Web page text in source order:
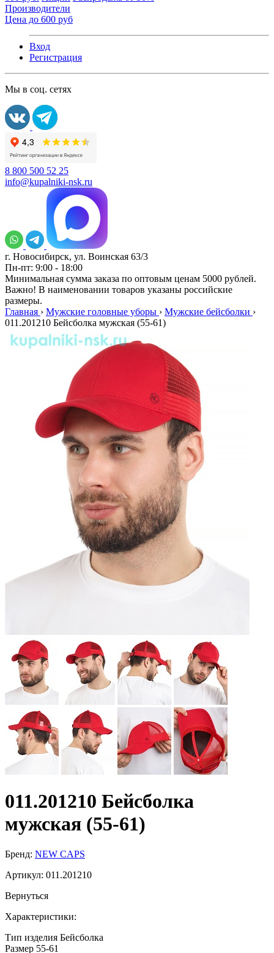
Производители
Цена до 600 руб
Вход
Регистрация
Мы в соц. сетях
8 800 500 52 25
info@kupalniki-nsk.ru
г. Новосибирск, ул. Воинская 63/3
Пн-пт: 9:00 - 18:00
Минимальная сумма заказа по оптовым ценам 5000 рублей.
Важно! В наименовании товаров указаны российские
размеры.
Главная › Мужские головные уборы › Мужские бейсболки ›
011.201210 Бейсболка мужская (55-61)
011.201210 Бейсболка
мужская (55-61)
Бренд: NEW CAPS
Артикул: 011.201210
Вернуться
Характеристики:
Тип изделия Бейсболка
Размер 55-61